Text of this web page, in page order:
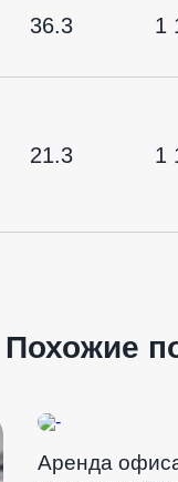
36.3 1
21.3 1
Похожие
Аренда